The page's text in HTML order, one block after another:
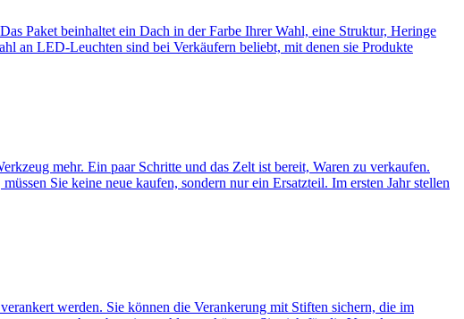
Paket beinhaltet ein Dach in der Farbe Ihrer Wahl, eine Struktur, Heringe
an LED-Leuchten sind bei Verkäufern beliebt, mit denen sie Produkte
mehr. Ein paar Schritte und das Zelt ist bereit, Waren zu verkaufen.
Sie keine neue kaufen, sondern nur ein Ersatzteil. Im ersten Jahr stellen
werden. Sie können die Verankerung mit Stiften sichern, die im